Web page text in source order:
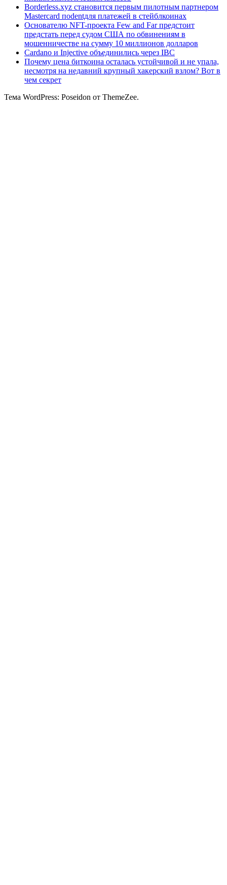
Borderless.xyz становится первым пилотным партнером
Mastercard поdentдля платежей в стейблкоинах
Основателю NFT-проекта Few and Far предстоит
предстать перед судом США по обвинениям в
мошенничестве на сумму 10 миллионов долларов
Cardano и Injective объединились через IBC
Почему цена биткоина осталась устойчивой и не упала,
несмотря на недавний крупный хакерский взлом? Вот в
чем секрет
Тема WordPress: Poseidon от ThemeZee.